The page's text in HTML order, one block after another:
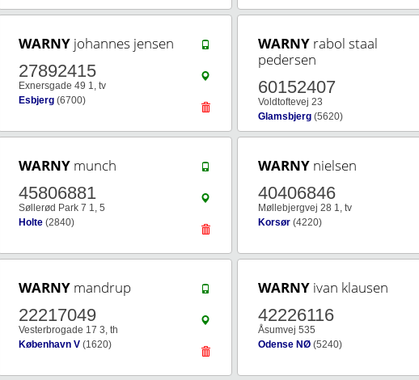
WARNY johannes jensen
27892415
Exnersgade 49 1, tv
Esbjerg (6700)
WARNY rabol staal
pedersen
60152407
Voldtoftevej 23
Glamsbjerg (5620)
WARNY munch
45806881
Søllerød Park 7 1, 5
Holte (2840)
WARNY nielsen
40406846
Møllebjergvej 28 1, tv
Korsør (4220)
WARNY mandrup
22217049
Vesterbrogade 17 3, th
København V (1620)
WARNY ivan klausen
42226116
Åsumvej 535
Odense NØ (5240)